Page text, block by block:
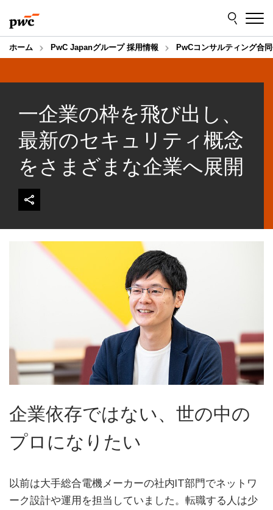
to
content
to
footer
ホーム PwC Japanグループ 採用情報 PwCコンサルティング合
一企業の枠を飛び出し、
最新のセキュリティ概念
をさまざまな企業へ展開
企業依存ではない、世の中の
プロになりたい
以前は大手総合電機メーカーの社内IT部門でネットワ
ーク設計や運用を担当していました。転職する人は少